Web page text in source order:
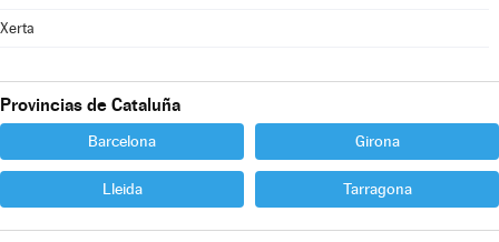
Xerta
Provincias de Cataluña
Barcelona Girona
Lleida Tarragona